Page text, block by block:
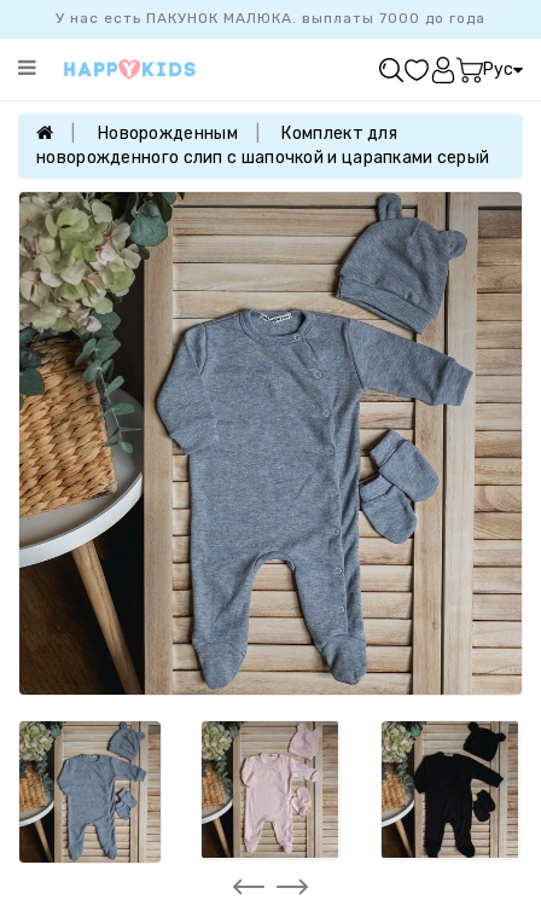
У нас есть ПАКУНОК МАЛЮКА. выплаты 7000 до года
Категории
ПРОДАЖ
БАЗОВАЯ
КОЛЛЕКЦИЯ
ДЕВОЧКАМ
МАЛЬЧИКАМ
НОВОРОЖДЕННЫМ
FAMILYLOOK
Рус
Новорожденным
Комплект для
новорожденного слип с шапочкой и царапками серый